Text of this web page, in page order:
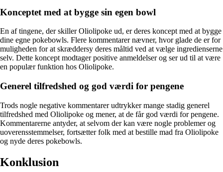
Konceptet med at bygge sin egen bowl
En af tingene, der skiller Oliolipoke ud, er deres koncept med at bygge
dine egne pokebowls. Flere kommentarer nævner, hvor glade de er for
muligheden for at skræddersy deres måltid ved at vælge ingredienserne
selv. Dette koncept modtager positive anmeldelser og ser ud til at være
en populær funktion hos Oliolipoke.
Generel tilfredshed og god værdi for pengene
Trods nogle negative kommentarer udtrykker mange stadig generel
tilfredshed med Oliolipoke og mener, at de får god værdi for pengene.
Kommentarerne antyder, at selvom der kan være nogle problemer og
uoverensstemmelser, fortsætter folk med at bestille mad fra Oliolipoke
og nyde deres pokebowls.
Konklusion